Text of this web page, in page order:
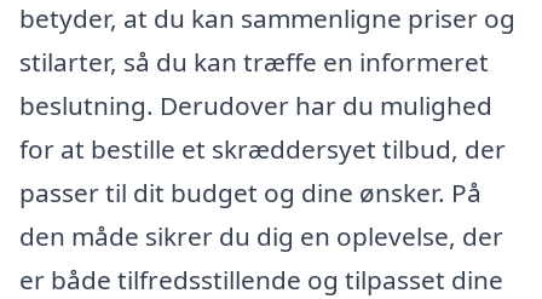
betyder, at du kan sammenligne priser og
stilarter, så du kan træffe en informeret
beslutning. Derudover har du mulighed
for at bestille et skræddersyet tilbud, der
passer til dit budget og dine ønsker. På
den måde sikrer du dig en oplevelse, der
er både tilfredsstillende og tilpasset dine